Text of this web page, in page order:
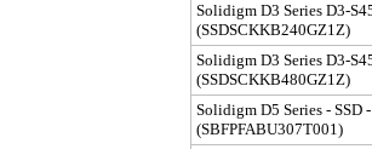
Solidigm D3 Series D3-
(SSDSCKKB240GZ1Z)
Solidigm D3 Series D3-
(SSDSCKKB480GZ1Z)
Solidigm D5 Series - SSD
(SBFPFABU307T001)